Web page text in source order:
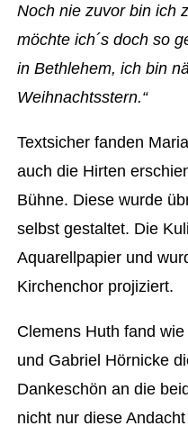
Noch nie zuvor bin ich
möchte ich´s doch so
in Bethlehem, ich bin
Weihnachtsstern.“
Textsicher fanden
auch die Hirten
Bühne. Diese wurde
selbst gestaltet. Die
Aquarellpapier und
Kirchenchor projiziert.
Clemens Huth fand
und Gabriel Hörnicke
Dankeschön an die
nicht nur diese